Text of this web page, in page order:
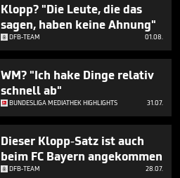
Klopp? "Die Leute, die das
sagen, haben keine Ahnung"
DFB-TEAM 01.08.
WM? "Ich hake Dinge relativ
schnell ab"
BUNDESLIGA MEDIATHEK HIGHLIGHTS 31.07.
Dieser Klopp-Satz ist auch
beim FC Bayern angekommen
DFB-TEAM 28.07.